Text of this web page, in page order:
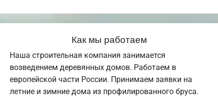
Как мы работаем
Наша строительная компания занимается
возведением деревянных домов. Работаем в
европейской части России. Принимаем заявки на
летние и зимние дома из профилированного бруса.